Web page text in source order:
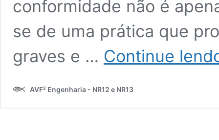
conformidade não é
se de uma prática que
graves e … Continue
AVF² Engenharia - NR12 e NR13